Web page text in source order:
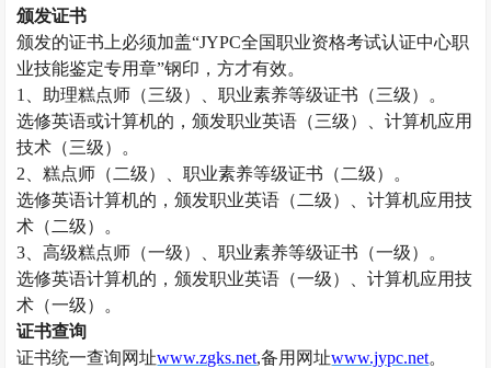
颁发证书
颁发的证书上必须加盖“JYPC全国职业资格考试认证中心职
业技能鉴定专用章”钢印，方才有效。
1、助理糕点师 （三级）、职业素养等级证书（三级）。
选修英语或计算机的，颁发职业英语（三级）、计算机应用
技术（三级）。
2、糕点师 （二级）、职业素养等级证书（二级）。
选修英语计算机的，颁发职业英语（二级）、计算机应用技
术（二级）。
3、高级糕点师 （一级）、职业素养等级证书（一级）。
选修英语计算机的，颁发职业英语（一级）、计算机应用技
术（一级）。
证书查询
证书统一查询网址www.zgks.net,备用网址www.jypc.net。